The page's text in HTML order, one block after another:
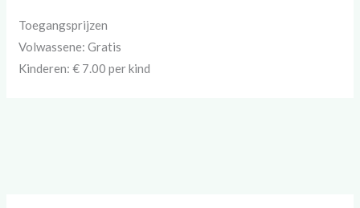
Toegangsprijzen
Volwassene: Gratis
Kinderen: € 7.00 per kind